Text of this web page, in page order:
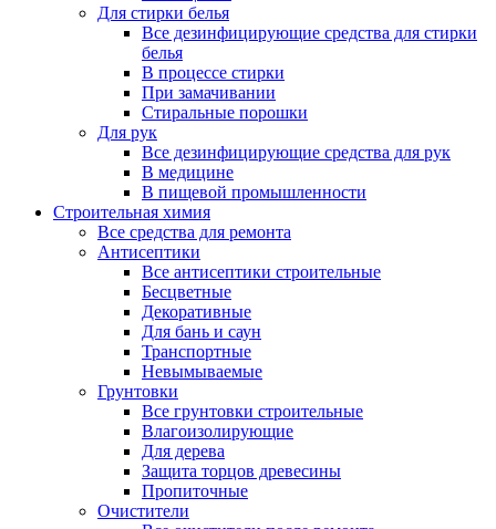
Для стирки белья
Все дезинфицирующие средства для стирки
белья
В процессе стирки
При замачивании
Стиральные порошки
Для рук
Все дезинфицирующие средства для рук
В медицине
В пищевой промышленности
Строительная химия
Все средства для ремонта
Антисептики
Все антисептики строительные
Бесцветные
Декоративные
Для бань и саун
Транспортные
Невымываемые
Грунтовки
Все грунтовки строительные
Влагоизолирующие
Для дерева
Защита торцов древесины
Пропиточные
Очистители